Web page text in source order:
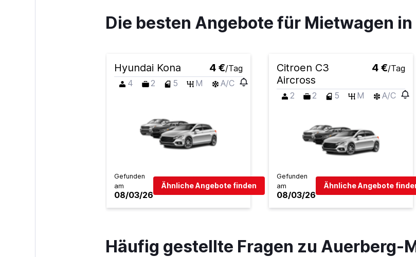
BUCHBINDER
Preise prüfen
2 Standorte
1 Standort
Die besten Angebote für Mietwagen
Hyundai Kona 4 €/Tag
4
2 5 M A/C
Gefunden
am
08/03/26
Ähnliche Angebote finden
Citroen C3
Aircross
4 €/Tag
2 2 5 M A/C
Gefunden
am
08/03/26
Ähnliche Angebote
Häufig gestellte Fragen zu Auerberg-